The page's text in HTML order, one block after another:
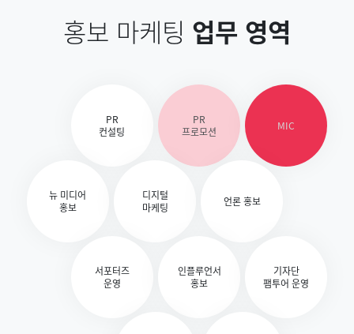
홍보 마케팅 업무 영역
PR
컨설팅
PR
프로모션
MIC
뉴 미디어
홍보
디지털
마케팅
언론 홍보
서포터즈
운영
인플루언서
홍보
기자단
팸투어 운영